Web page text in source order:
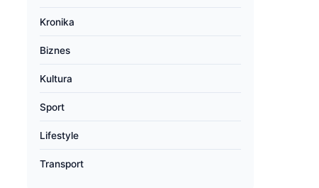
Kronika
Biznes
Kultura
Sport
Lifestyle
Transport